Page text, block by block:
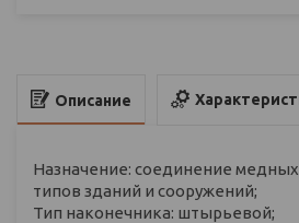
Описание
Назначение: соединение
типов зданий и сооружений;
Тип наконечника: штырьевой;